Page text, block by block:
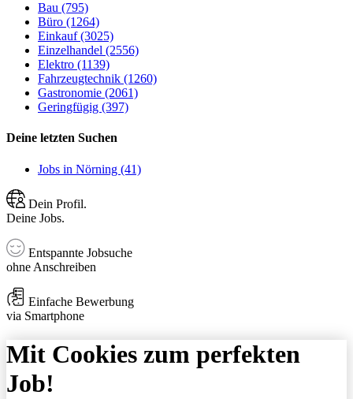
Bau (795)
Büro (1264)
Einkauf (3025)
Einzelhandel (2556)
Elektro (1139)
Fahrzeugtechnik (1260)
Gastronomie (2061)
Geringfügig (397)
Deine letzten Suchen
Jobs in Nörning (41)
Dein Profil.
Deine Jobs.
Entspannte Jobsuche
ohne Anschreiben
Einfache Bewerbung
via Smartphone
Mit Cookies zum perfekten
Job!